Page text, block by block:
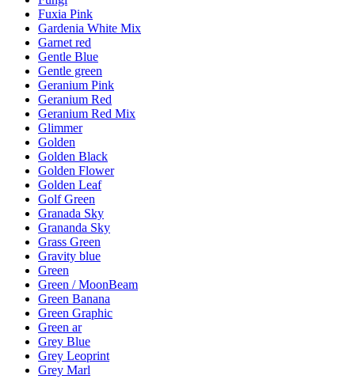
Fuxia Pink
Gardenia White Mix
Garnet red
Gentle Blue
Gentle green
Geranium Pink
Geranium Red
Geranium Red Mix
Glimmer
Golden
Golden Black
Golden Flower
Golden Leaf
Golf Green
Granada Sky
Grananda Sky
Grass Green
Gravity blue
Green
Green / MoonBeam
Green Banana
Green Graphic
Green ar
Grey Blue
Grey Leoprint
Grey Marl